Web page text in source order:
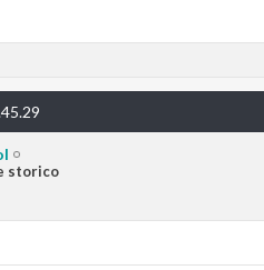
storico